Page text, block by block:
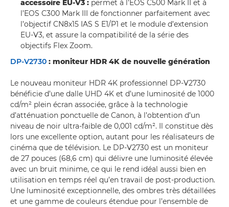
accessoire EU-V3 : permet à l’EOS C500 Mark II et à
l’EOS C300 Mark III de fonctionner parfaitement avec
l’objectif CN8x15 IAS S E1/P1 et le module d’extension
EU-V3, et assure la compatibilité de la série des
objectifs Flex Zoom.
DP-V2730 : moniteur HDR 4K de nouvelle génération
Le nouveau moniteur HDR 4K professionnel DP-V2730
bénéficie d’une dalle UHD 4K et d’une luminosité de 1000
cd/m² plein écran associée, grâce à la technologie
d’atténuation ponctuelle de Canon, à l’obtention d’un
niveau de noir ultra-faible de 0,001 cd/m². Il constitue dès
lors une excellente option, autant pour les réalisateurs de
cinéma que de télévision. Le DP-V2730 est un moniteur
de 27 pouces (68,6 cm) qui délivre une luminosité élevée
avec un bruit minime, ce qui le rend idéal aussi bien en
utilisation en temps réel qu’en travail de post-production.
Une luminosité exceptionnelle, des ombres très détaillées
et une gamme de couleurs étendue pour l’ensemble de